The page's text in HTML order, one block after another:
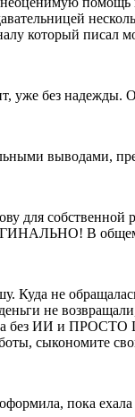
который писал
уже без надежды.
выводами,
для
В
Куда не
не
ИИ и ПРОСТО
сыкономите
пока